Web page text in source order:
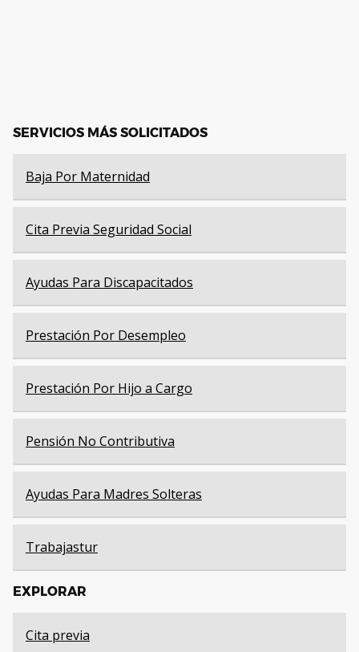
SERVICIOS MÁS SOLICITADOS
Baja Por Maternidad
Cita Previa Seguridad Social
Ayudas Para Discapacitados
Prestación Por Desempleo
Prestación Por Hijo a Cargo
Pensión No Contributiva
Ayudas Para Madres Solteras
Trabajastur
EXPLORAR
Cita previa